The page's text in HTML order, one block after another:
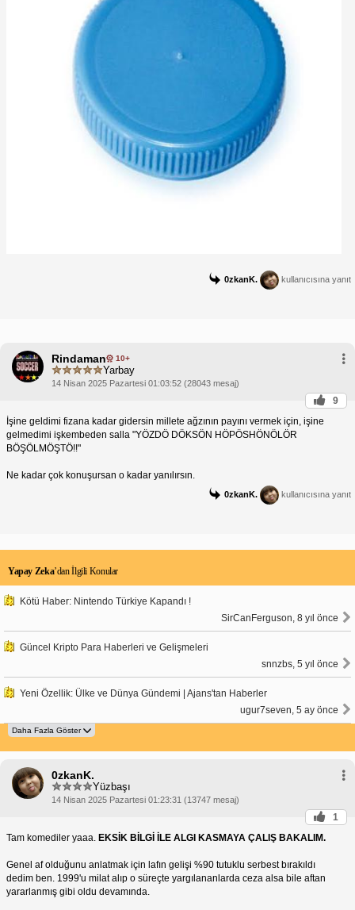
0zkanK. kullanıcısına yanıt
Rindaman 10+
Yarbay
14 Nisan 2025 Pazartesi 01:03:52 (28043 mesaj)
9
İşine geldimi fizana kadar gidersin millete ağzının payını vermek için, işine
gelmedimi işkembeden salla "YÖZDÖ DÖKSÖN HÖPÖSHÖNÖLÖR
BÖŞÖLMÖŞTÖ!!"
Ne kadar çok konuşursan o kadar yanılırsın.
0zkanK. kullanıcısına yanıt
Yapay Zeka’dan İlgili Konular
Kötü Haber: Nintendo Türkiye Kapandı !
SirCanFerguson, 8 yıl önce
Güncel Kripto Para Haberleri ve Gelişmeleri
snnzbs, 5 yıl önce
Yeni Özellik: Ülke ve Dünya Gündemi | Ajans'tan Haberler
ugur7seven, 5 ay önce
0zkanK.
Yüzbaşı
14 Nisan 2025 Pazartesi 01:23:31 (13747 mesaj)
1
Tam komediler yaaa. EKSİK BİLGİ İLE ALGI KASMAYA ÇALIŞ BAKALIM.
Genel af olduğunu anlatmak için lafın gelişi %90 tutuklu serbest bırakıldı
dedim ben. 1999'u milat alıp o süreçte yargılananlarda ceza alsa bile aftan
yararlanmış gibi oldu devamında.